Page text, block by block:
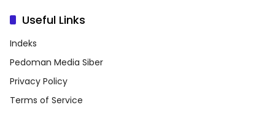
Useful Links
Indeks
Pedoman Media Siber
Privacy Policy
Terms of Service